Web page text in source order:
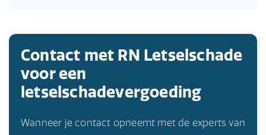
Contact met RN Letselschade
voor een
letselschadevergoeding
Wanneer je contact opneemt met de experts van